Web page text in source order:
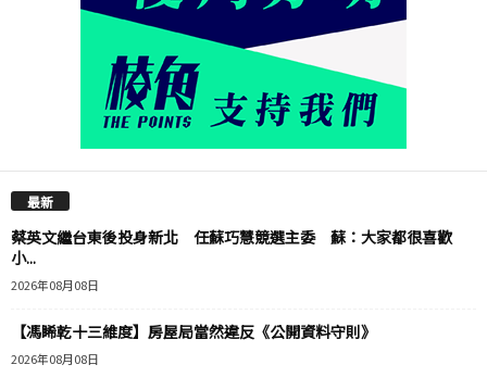
最新
蔡英文繼台東後投身新北 任蘇巧慧競選主委 蘇：大家都很喜歡
小...
2026年08月08日
【馮睎乾十三維度】房屋局當然違反《公開資料守則》
2026年08月08日